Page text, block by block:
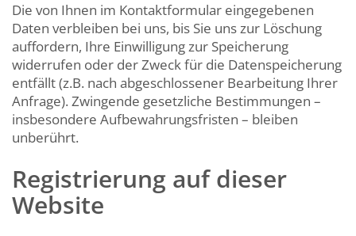
Die von Ihnen im Kontaktformular eingegebenen
Daten verbleiben bei uns, bis Sie uns zur Löschung
auffordern, Ihre Einwilligung zur Speicherung
widerrufen oder der Zweck für die Datenspeicherung
entfällt (z.B. nach abgeschlossener Bearbeitung Ihrer
Anfrage). Zwingende gesetzliche Bestimmungen –
insbesondere Aufbewahrungsfristen – bleiben
unberührt.
Registrierung auf dieser
Website